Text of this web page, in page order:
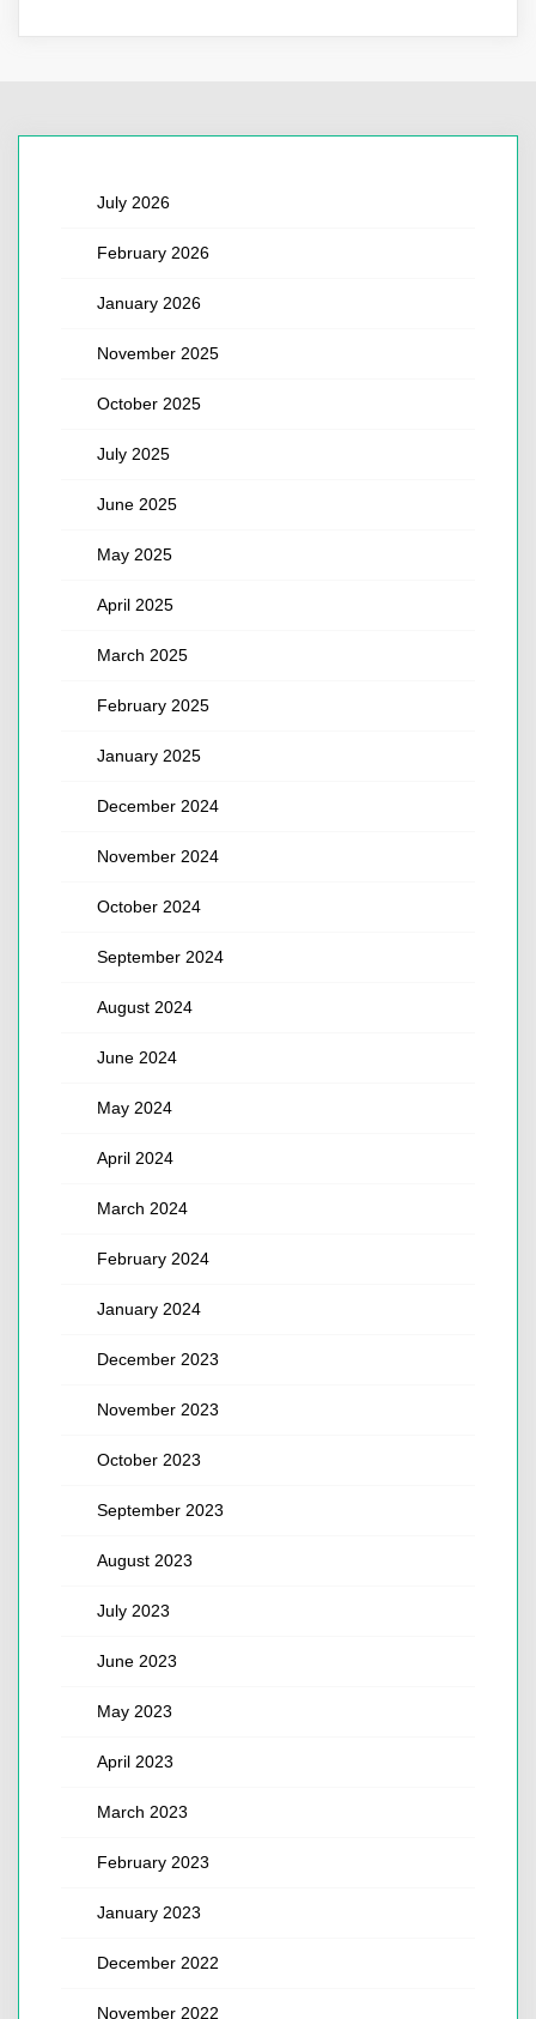
July 2026
February 2026
January 2026
November 2025
October 2025
July 2025
June 2025
May 2025
April 2025
March 2025
February 2025
January 2025
December 2024
November 2024
October 2024
September 2024
August 2024
June 2024
May 2024
April 2024
March 2024
February 2024
January 2024
December 2023
November 2023
October 2023
September 2023
August 2023
July 2023
June 2023
May 2023
April 2023
March 2023
February 2023
January 2023
December 2022
November 2022